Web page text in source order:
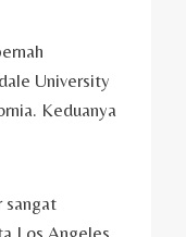
University
Keduanya
sangat